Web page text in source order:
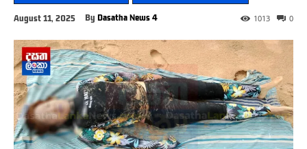
August 11, 2025 By Dasatha News 4 0
1013